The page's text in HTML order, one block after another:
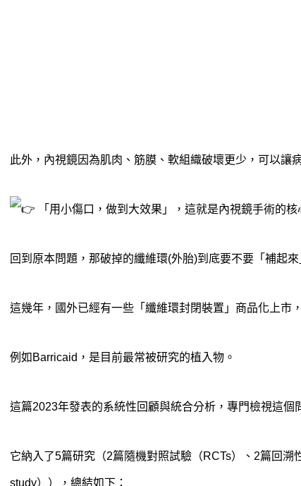
此外，內視鏡因為肌肉、筋膜、軟組織破壞更少，可以讓
「用小傷口，做到大效果」，這就是內視鏡手術的核
回到原本問題，那破掉的纖維環(外胎)到底要不要「補起來
這幾年，國外已經有一些「纖維環封閉裝置」商品化上市，
例如Barricaid，是目前最常被研究的植入物。
這篇2023年發表的系統性回顧與統合分析，專門檢視這個
它納入了5篇研究（2篇隨機對照試驗（RCTs）、2篇回
study）），總結如下：